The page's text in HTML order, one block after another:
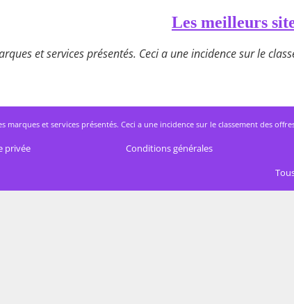
Les meilleurs
et services présentés. Ceci a une incidence sur le
et services présentés. Ceci a une incidence sur le classement des
privée Conditions générales